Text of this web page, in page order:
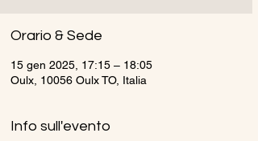
Orario & Sede
15 gen 2025, 17:15 – 18:05
Oulx, 10056 Oulx TO, Italia
Info sull'evento